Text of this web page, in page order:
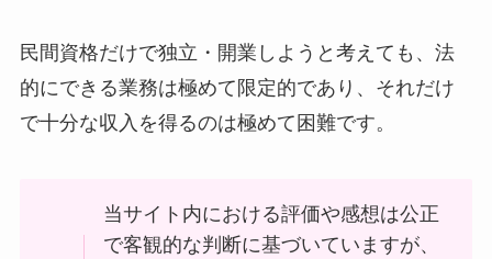
民間資格だけで独立・開業しようと考えても、法
的にできる業務は極めて限定的であり、それだけ
で十分な収入を得るのは極めて困難です。
当サイト内における評価や感想は公正
で客観的な判断に基づいていますが、